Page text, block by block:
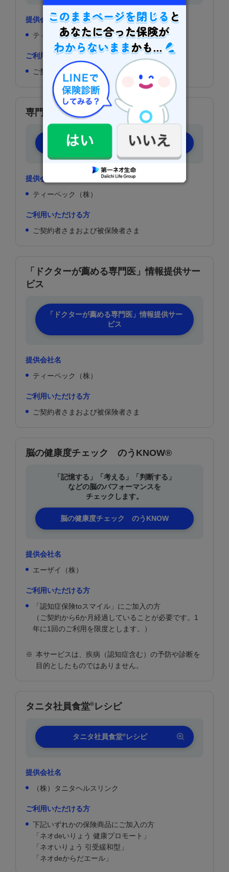
提供会社名
ティーペック（株）
ご利用いただける方
ご契約者さまおよび被保険者さま
専門病院受診手配サービス
提供会社名
ティーペック（株）
ご利用いただける方
ご契約者さまおよび被保険者さま
専門病院受診手配サービス
「ドクターが薦める専門医」情報提供サー
ビス
提供会社名
ティーペック（株）
ご利用いただける方
ご契約者さまおよび被保険者さま
「ドクターが薦める専門医」情報提供サー
ビス
脳の健康度チェック のうKNOW®
提供会社名
エーザイ（株）
ご利用いただける方
「認知症保険toスマイル」にご加入の方
（ご契約から6か月経過していることが必要です。1
年に1回のご利用を限度とします。）
※ 本サービスは、疾病（認知症含む）の予防や診断を
目的としたものではありません。
「記憶する」「考える」「判断する」
などの脳のパフォーマンスを
チェックします。
脳の健康度チェック のうKNOW
タニタ社員食堂® レシピ
提供会社名
（株）タニタヘルスリンク
ご利用いただける方
下記いずれかの保険商品にご加入の方
「ネオdeいりょう 健康プロモート」
「ネオいりょう 引受緩和型」
「ネオdeからだエール」
タニタ社員食堂®レシピ